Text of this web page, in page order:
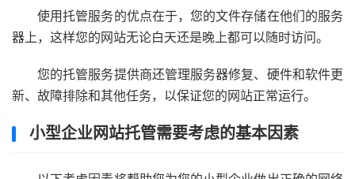
使用托管服务的优点在于，您的文件存储在他们的服务
器上，这样您的网站无论白天还是晚上都可以随时访问。
您的托管服务提供商还管理服务器修复、硬件和软件更
新、故障排除和其他任务，以保证您的网站正常运行。
小型企业网站托管需要考虑的基本因素